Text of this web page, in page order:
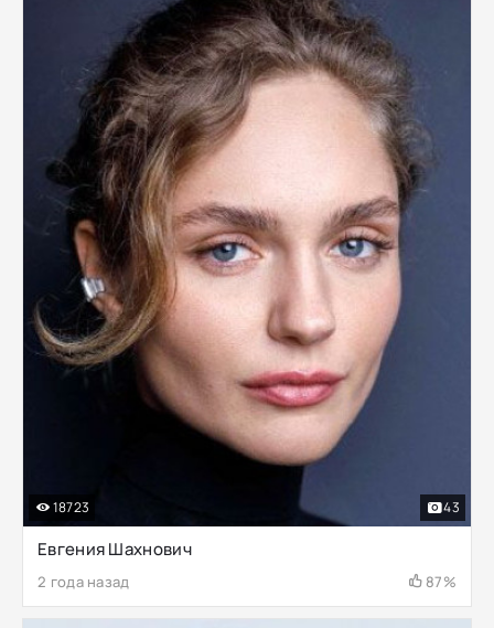
Евгения Шахнович
2 года назад 87%
18723 43